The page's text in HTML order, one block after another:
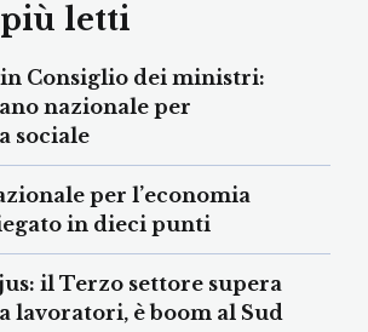
letti
Consiglio dei ministri:
nazionale per
sociale
per l’economia
in dieci punti
il Terzo settore supera
lavoratori, è boom al Sud